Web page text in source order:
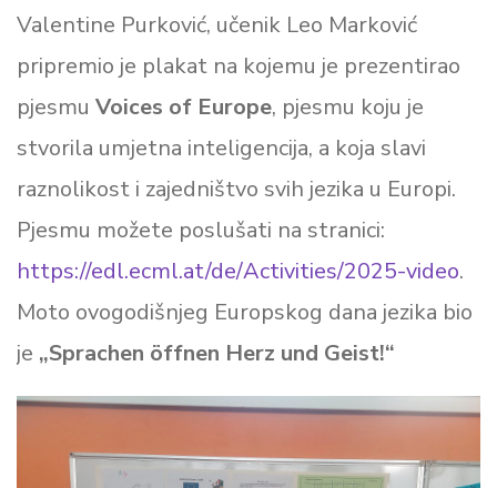
Valentine Purković, učenik Leo Marković
pripremio je plakat na kojemu je prezentirao
pjesmu Voices of Europe, pjesmu koju je
stvorila umjetna inteligencija, a koja slavi
raznolikost i zajedništvo svih jezika u Europi.
Pjesmu možete poslušati na stranici:
https://edl.ecml.at/de/Activities/2025-video.
Moto ovogodišnjeg Europskog dana jezika bio
je „Sprachen öffnen Herz und Geist!“